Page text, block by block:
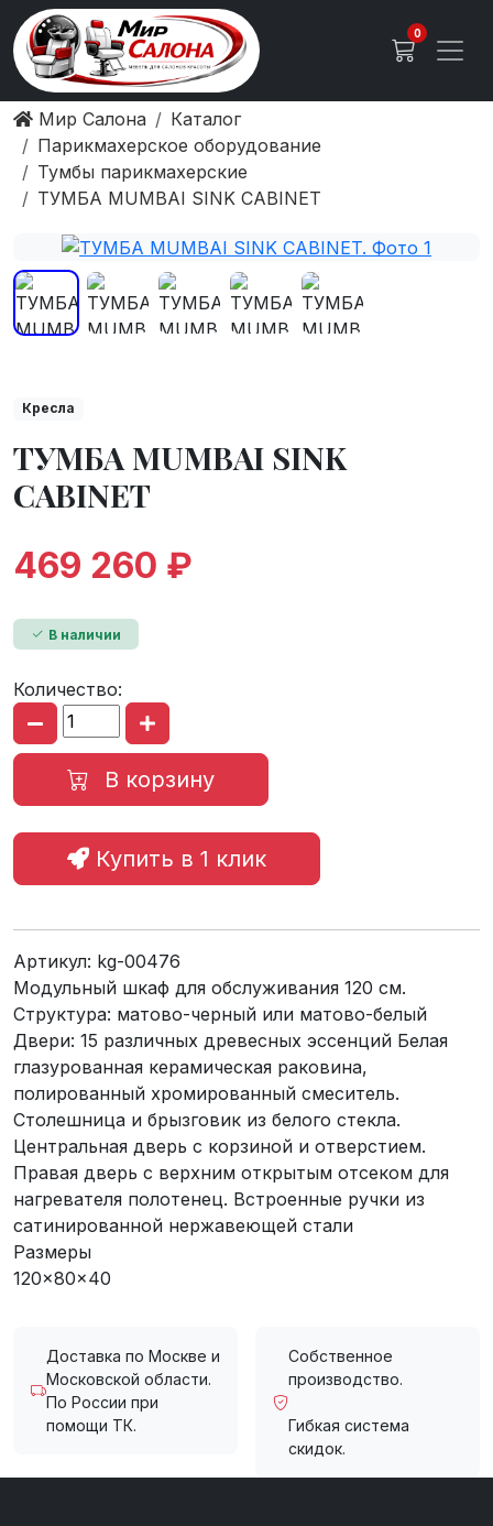
0
Мир Салона
Каталог
Парикмахерское оборудование
Тумбы парикмахерские
ТУМБА MUMBAI SINK CABINET
Кресла
ТУМБА MUMBAI SINK
CABINET
469 260 ₽
В наличии
Количество:
В корзину
Купить в 1 клик
Артикул: kg-00476
Модульный шкаф для обслуживания 120 см.
Структура: матово-черный или матово-белый
Двери: 15 различных древесных эссенций Белая
глазурованная керамическая раковина,
полированный хромированный смеситель.
Столешница и брызговик из белого стекла.
Центральная дверь с корзиной и отверстием.
Правая дверь с верхним открытым отсеком для
нагревателя полотенец. Встроенные ручки из
сатинированной нержавеющей стали
Размеры
120x80x40
Доставка по Москве и
Московской области.
По России при
помощи ТК.
Собственное
производство.
Гибкая система
скидок.